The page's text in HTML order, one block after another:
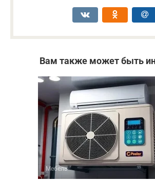
Вам также может быть
Мебель